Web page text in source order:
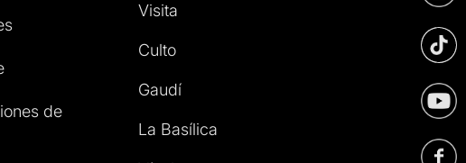
de
Visita
Culto
Gaudí
La Basílica